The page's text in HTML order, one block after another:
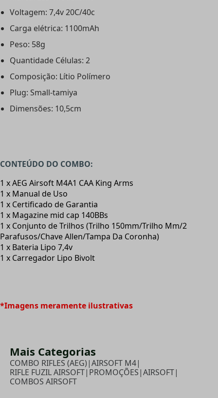
Voltagem: 7,4v 20C/40c
Carga elétrica: 1100mAh
Peso: 58g
Quantidade Células: 2
Composição: Lítio Polímero
Plug: Small-tamiya
Dimensões: 10,5cm
CONTEÚDO DO COMBO:
1 x AEG Airsoft M4A1 CAA King Arms
1 x Manual de Uso
1 x Certificado de Garantia
1 x Magazine mid cap 140BBs
1 x Conjunto de Trilhos (Trilho 150mm/Trilho Mm/2
Parafusos/Chave Allen/Tampa Da Coronha)
1 x Bateria Lipo 7,4v
1 x Carregador Lipo Bivolt
*Imagens meramente ilustrativas
Mais Categorias
COMBO RIFLES (AEG)|AIRSOFT M4|
RIFLE FUZIL AIRSOFT| PROMOÇÕES|AIRSOFT|
COMBOS AIRSOFT